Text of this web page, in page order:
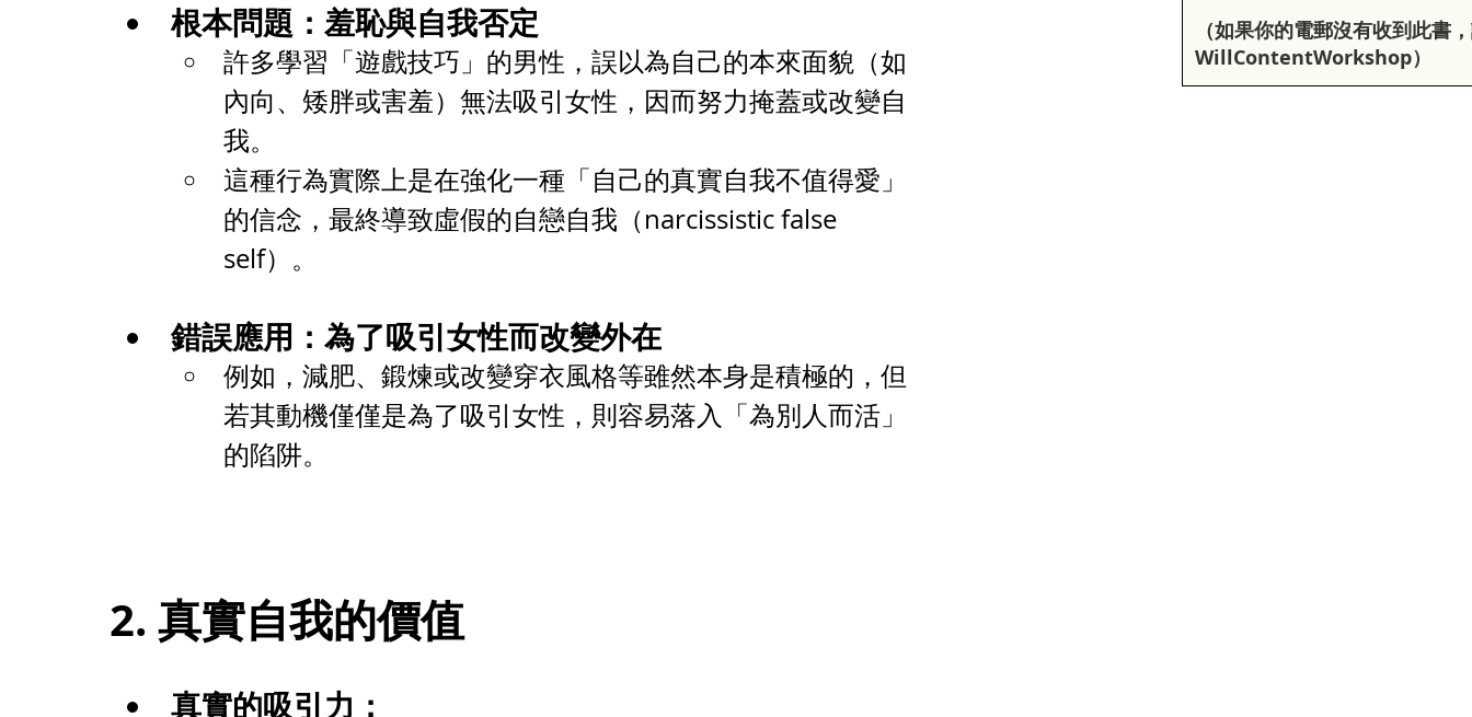
根本問題：羞恥與自我否定
許多學習「遊戲技巧」的男性，誤以為自己的本來面貌（如
內向、矮胖或害羞）無法吸引女性，因而努力掩蓋或改變自
我。
這種行為實際上是在強化一種「自己的真實自我不值得愛」
的信念，最終導致虛假的自戀自我（narcissistic false
self）。
錯誤應用：為了吸引女性而改變外在
例如，減肥、鍛煉或改變穿衣風格等雖然本身是積極的，但
若其動機僅僅是為了吸引女性，則容易落入「為別人而活」
的陷阱。
2. 真實自我的價值
真實的吸引力：
（如果你的電郵沒有收到此書
WillContentWorkshop）